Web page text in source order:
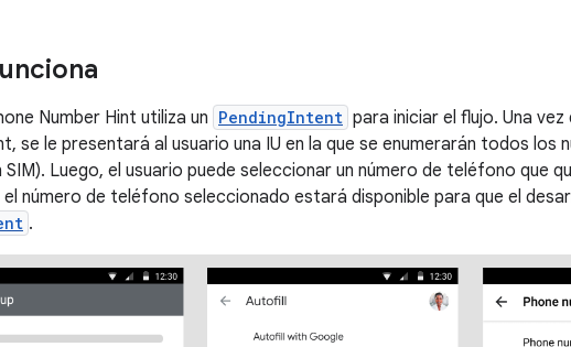
Number Hint utiliza un PendingIntent para iniciar el flujo. Una vez
se le presentará al usuario una IU en la que se enumerarán todos los
SIM). Luego, el usuario puede seleccionar un número de teléfono que
el número de teléfono seleccionado estará disponible para que el
.